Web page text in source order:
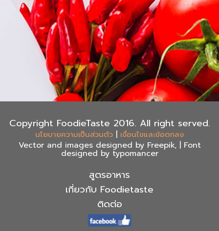
Copyright FoodieTaste 2016. All right served.
นโยบายความเป็นส่วนตัว | เงื่อนไขและข้อตกลง
Vector and images designed by Freepik, | Font
designed by typomancer
สูตรอาหาร
เกี่ยวกับ Foodietaste
ติดต่อ